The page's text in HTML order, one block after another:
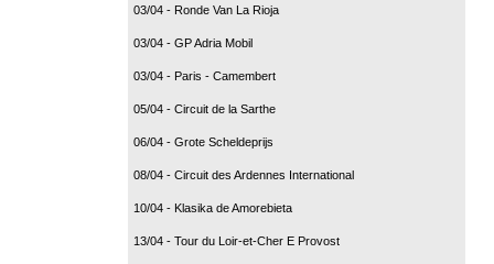
03/04 - Ronde Van La Rioja
03/04 - GP Adria Mobil
03/04 - Paris - Camembert
05/04 - Circuit de la Sarthe
06/04 - Grote Scheldeprijs
08/04 - Circuit des Ardennes International
10/04 - Klasika de Amorebieta
13/04 - Tour du Loir-et-Cher E Provost